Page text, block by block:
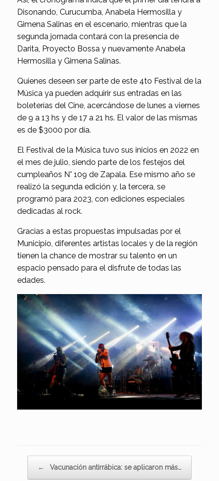
Disonando, Curucumba, Anabela Hermosilla y
Gimena Salinas en el escenario, mientras que la
segunda jornada contará con la presencia de
Darita, Proyecto Bossa y nuevamente Anabela
Hermosilla y Gimena Salinas.
Quienes deseen ser parte de este 4to Festival de la
Música ya pueden adquirir sus entradas en las
boleterías del Cine, acercándose de lunes a viernes
de 9 a 13 hs y de 17 a 21 hs. El valor de las mismas
es de $3000 por día.
El Festival de la Música tuvo sus inicios en 2022 en
el mes de julio, siendo parte de los festejos del
cumpleaños N° 109 de Zapala. Ese mismo año se
realizó la segunda edición y, la tercera, se
programó para 2023, con ediciones especiales
dedicadas al rock.
Gracias a estas propuestas impulsadas por el
Municipio, diferentes artistas locales y de la región
tienen la chance de mostrar su talento en un
espacio pensado para el disfrute de todas las
edades.
← Vacunación antirrábica: se aplicaron más…